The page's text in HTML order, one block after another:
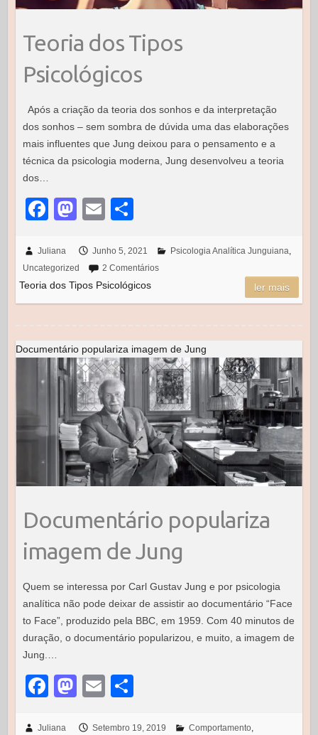
Teoria dos Tipos
Psicológicos
Após a criação da teoria dos sonhos e da interpretação
dos sonhos – sem sombra de dúvida uma das elaborações
mais influentes que Jung deixou para o pensamento e a
técnica da psicologia moderna, Jung desenvolveu a teoria
dos…
F
c
e
b
o
k
M
st
o
d
n
E
ail ar
e
Juliana Junho 5, 2021 Psicologia Analítica Junguiana,
Uncategorized
2 Comentários
Teoria dos Tipos Psicológicos ler mais
Documentário populariza imagem de Jung
Documentário populariza
imagem de Jung
Quem se interessa por Carl Gustav Jung e por psicologia
analítica não pode deixar de assistir ao documentário “Face
to Face”, produzido pela BBC, em 1959. Com 40 minutos de
duração, o documentário popularizou, e muito, a imagem de
Jung.…
F
M
E
Juliana Setembro 19, 2019 Comportamento,